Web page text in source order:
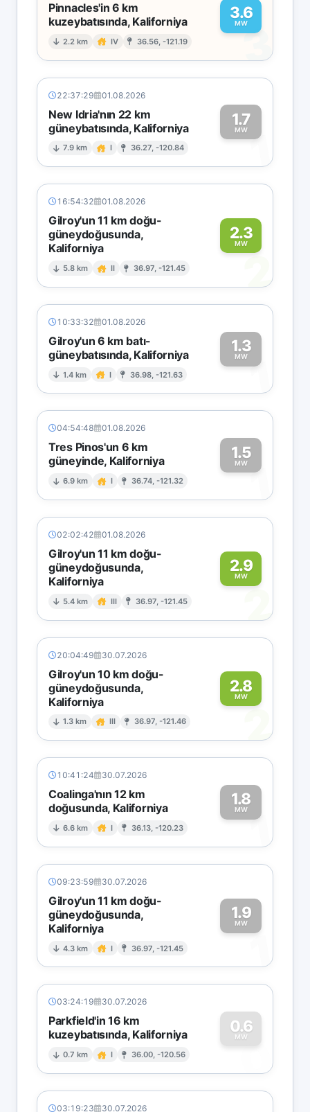
Pinnacles'in 6 km
kuzeybatısında, Kaliforniya
2.2 km IV 36.56, -121.19
3.6
MW
3
22:37:29 01.08.2026
New Idria'nın 22 km
güneybatısında, Kaliforniya
7.9 km I 36.27, -120.84
1.7
MW1
16:54:32 01.08.2026
Gilroy'un 11 km doğu-
güneydoğusunda,
Kaliforniya
5.8 km II 36.97, -121.45
2.3
MW
2
10:33:32 01.08.2026
Gilroy'un 6 km batı-
güneybatısında, Kaliforniya
1.4 km I 36.98, -121.63
1.3
MW1
04:54:48 01.08.2026
Tres Pinos'un 6 km
güneyinde, Kaliforniya
6.9 km I 36.74, -121.32
1.5
MW1
02:02:42 01.08.2026
Gilroy'un 11 km doğu-
güneydoğusunda,
Kaliforniya
5.4 km III 36.97, -121.45
2.9
MW
2
20:04:49 30.07.2026
Gilroy'un 10 km doğu-
güneydoğusunda,
Kaliforniya
1.3 km III 36.97, -121.46
2.8
MW
2
10:41:24 30.07.2026
Coalinga'nın 12 km
doğusunda, Kaliforniya
6.6 km I 36.13, -120.23
1.8
MW1
09:23:59 30.07.2026
Gilroy'un 11 km doğu-
güneydoğusunda,
Kaliforniya
4.3 km I 36.97, -121.45
1.9
MW
1
03:24:19 30.07.2026
Parkfield'in 16 km
kuzeybatısında, Kaliforniya
0.7 km I 36.00, -120.56
0.6
MW
0
03:19:23 30.07.2026